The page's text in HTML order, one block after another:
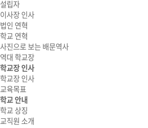
설립자
이사장 인사
법인 연혁
학교 연혁
사진으로 보는 배문역사
역대 학교장
학교장 인사
학교장 인사
교육목표
학교 안내
학교 상징
교직원 소개